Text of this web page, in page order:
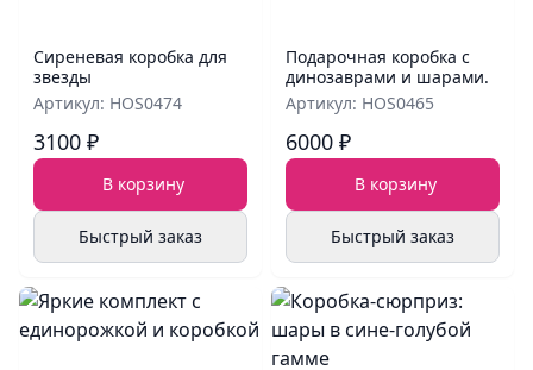
Сиреневая коробка для
звезды
Артикул: HOS0474
3100 ₽
В корзину
Быстрый заказ
Подарочная коробка с
динозаврами и шарами.
Артикул: HOS0465
6000 ₽
В корзину
Быстрый заказ